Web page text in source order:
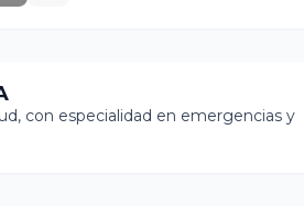
con especialidad en emergencias y